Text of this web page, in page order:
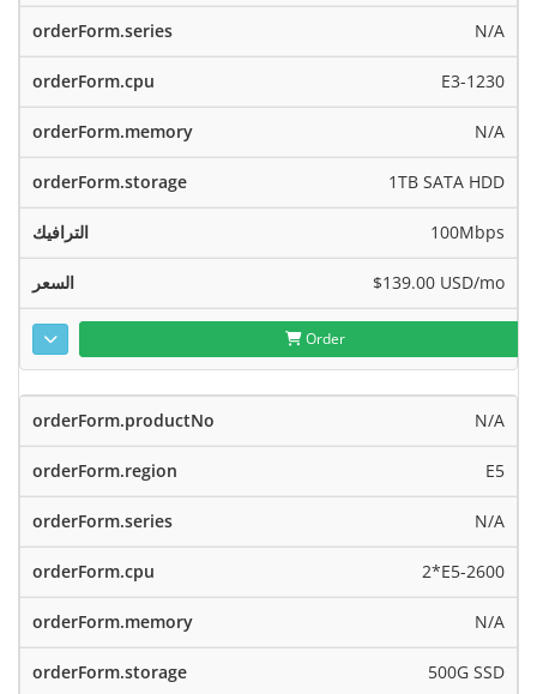
N/A
E3-1230
N/A
1TB SATA HDD
100Mbps
$139.00 USD/mo
Order
N/A
E5
N/A
2*E5-2600
N/A
500G SSD